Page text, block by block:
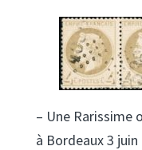
– Une Rarissime
à Bordeaux 3 juin